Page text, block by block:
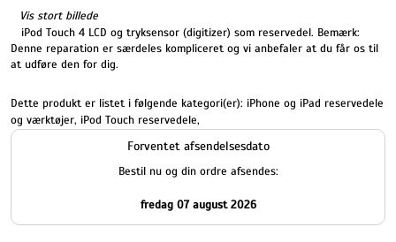
Vis stort billede
iPod Touch 4 LCD og tryksensor (digitizer) som reservedel. Bemærk:
Denne reparation er særdeles kompliceret og vi anbefaler at du får os til
at udføre den for dig.
Dette produkt er listet i følgende kategori(er): iPhone og iPad reservedele
og værktøjer, iPod Touch reservedele,
Forventet afsendelsesdato
Bestil nu og din ordre afsendes:
fredag 07 august 2026